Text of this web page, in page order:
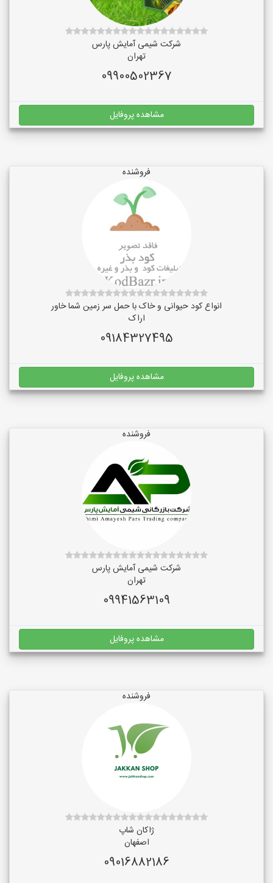
شرکت شیمی آمایش پارس
تهران
09900502367
مشاهده پروفایل
فروشنده
انواع کود حیوانی و خاک با حمل سر زمین شما خاور
اراک
09184327495
مشاهده پروفایل
فروشنده
شرکت شیمی آمایش پارس
تهران
09941563109
مشاهده پروفایل
فروشنده
ژاکان شاپ
اصفهان
09016882186